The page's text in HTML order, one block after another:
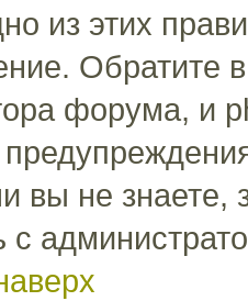
из этих
Обратите
форума, и
вы не знаете,
с